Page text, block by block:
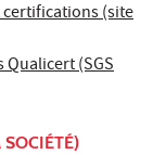
certifications (site
Qualicert (SGS
SOCIÉTÉ)